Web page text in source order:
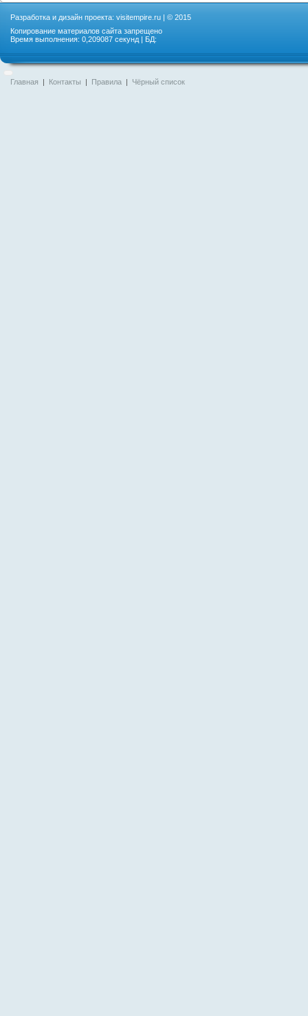
Разработка и дизайн проекта: visitempire.ru | © 2015
Копирование материалов сайта запрещено
Время выполнения: 0,209087 секунд | БД:
Главная | Контакты | Правила | Чёрный список